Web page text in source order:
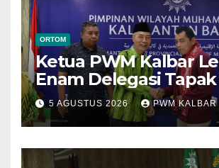
ORTOM
Ketua PWM Kalbar
Enam Delegasi Tapak
Menuju Muktamar
Semarang
5 AGUSTUS 2026 PWM KALBAR